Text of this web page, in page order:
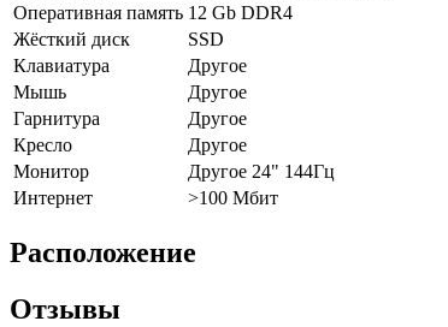
Оперативная память 12 Gb DDR4
Жёсткий диск
SSD
Клавиатура
Другое
Мышь
Другое
Гарнитура
Другое
Кресло
Другое
Монитор
Другое 24" 144Гц
Интернет
>100 Мбит
Расположение
Отзывы